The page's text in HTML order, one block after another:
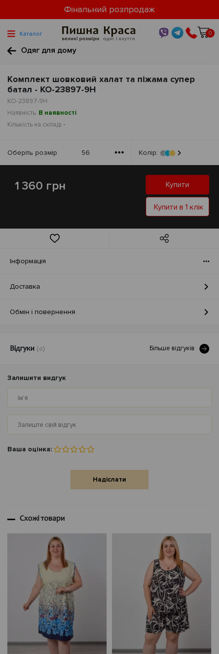
Фінальний розпродаж
Каталог 0
Одяг для дому
Комплект шовковий халат та піжама супер
батал - КО-23897-9Н
КО-23897-9Н
Наявність: В наявності
Кількість на складі -
Оберiть розмiр 56 Колір:
1 360 грн Купити
Купити в 1 клік
Iнформація
Доставка
Обмін і повернення
Відгуки (0) Бiльше вiдгукiв
Залишити видгук
Ваша оцінка:
Надіслати
Схожі товари